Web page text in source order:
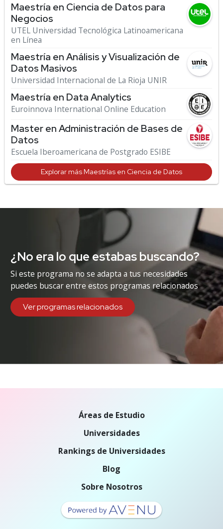
Maestría en Ciencia de Datos para
Negocios
UTEL Universidad Tecnológica Latinoamericana
en Línea
Maestría en Análisis y Visualización de
Datos Masivos
Universidad Internacional de La Rioja UNIR
Maestría en Data Analytics
Euroinnova International Online Education
Master en Administración de Bases de
Datos
Escuela Iberoamericana de Postgrado ESIBE
Explorar más Maestrías en Ciencia de Datos
¿No era lo que estabas buscando?
Si este programa no se adapta a tus necesidades
puedes buscar entre estos programas relacionados
Ver programas relacionados
Áreas de Estudio
Universidades
Rankings de Universidades
Blog
Sobre Nosotros